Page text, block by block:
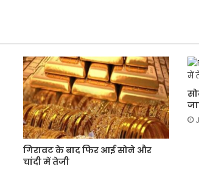
गिरावट के बाद फिर आई सोने और
चांदी में तेजी